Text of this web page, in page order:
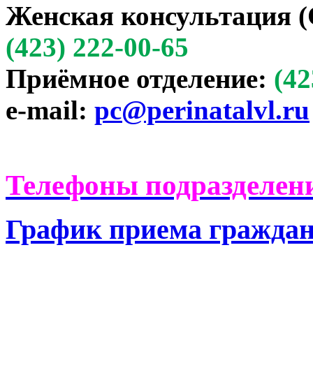
Женская консультация
(423) 222-00-65
Приёмное отделение:
e-mail: pc@perinatalvl.ru
Телефоны
График приема